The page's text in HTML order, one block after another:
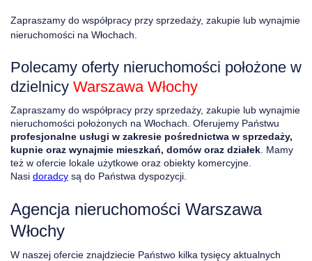
Zapraszamy do współpracy przy sprzedaży, zakupie lub wynajmie
nieruchomości na Włochach.
Polecamy oferty nieruchomości położone w
dzielnicy WarszawaWłochy
Zapraszamy do współpracy przy sprzedaży, zakupie lub wynajmie
nieruchomości położonych na Włochach. Oferujemy Państwu
profesjonalne usługi w zakresie pośrednictwa w sprzedaży,
kupnie oraz wynajmie mieszkań, domów oraz działek . Mamy
też w ofercie lokale użytkowe oraz obiekty komercyjne.
Nasi doradcy są do Państwa dyspozycji.
Agencja nieruchomości Warszawa
Włochy
W naszej ofercie znajdziecie Państwo kilka tysięcy aktualnych